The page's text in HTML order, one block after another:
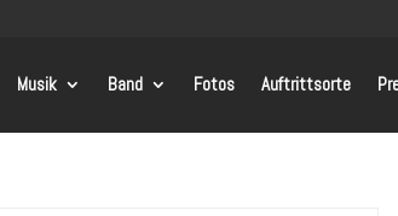
Musik Band Fotos Auftrittsorte